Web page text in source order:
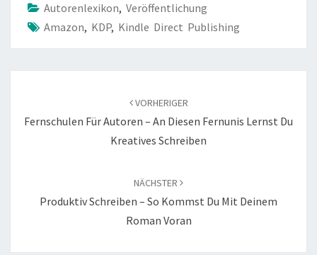
Autorenlexikon, Veröffentlichung
Amazon, KDP, Kindle Direct Publishing
VORHERIGER
Fernschulen Für Autoren – An Diesen Fernunis Lernst Du
Kreatives Schreiben
NÄCHSTER
Produktiv Schreiben – So Kommst Du Mit Deinem
Roman Voran